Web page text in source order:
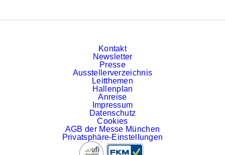
Kontakt
Newsletter
Presse
Ausstellerverzeichnis
Leitthemen
Hallenplan
Anreise
Impressum
Datenschutz
Cookies
AGB der Messe München
Privatsphäre-Einstellungen